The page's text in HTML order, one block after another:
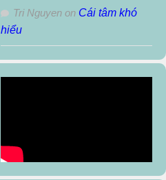
Tri Nguyen on Cái tâm khó
hiểu